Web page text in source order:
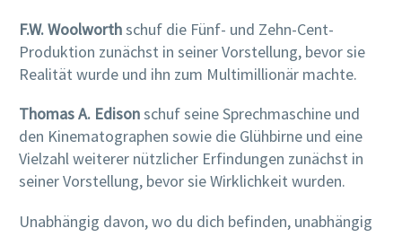
F.W. Woolworthschuf die Fünf- und Zehn-Cent-
Produktion zunächst in seiner Vorstellung, bevor sie
Realität wurde und ihn zum Multimillionär machte.
Thomas A. Edisonschuf seine Sprechmaschine und
den Kinematographen sowie die Glühbirne und eine
Vielzahl weiterer nützlicher Erfindungen zunächst in
seiner Vorstellung, bevor sie Wirklichkeit wurden.
Unabhängig davon, wo du dich befinden, unabhängig